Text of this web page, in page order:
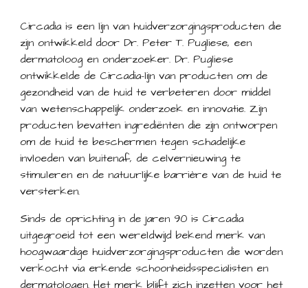
Circadia is een lijn van huidverzorgingsproducten die
zijn ontwikkeld door Dr. Peter T. Pugliese, een
dermatoloog en onderzoeker. Dr. Pugliese
ontwikkelde de Circadia-lijn van producten om de
gezondheid van de huid te verbeteren door middel
van wetenschappelijk onderzoek en innovatie. Zijn
producten bevatten ingrediënten die zijn ontworpen
om de huid te beschermen tegen schadelijke
invloeden van buitenaf, de celvernieuwing te
stimuleren en de natuurlijke barrière van de huid te
versterken.
Sinds de oprichting in de jaren 90 is Circadia
uitgegroeid tot een wereldwijd bekend merk van
hoogwaardige huidverzorgingsproducten die worden
verkocht via erkende schoonheidsspecialisten en
dermatologen. Het merk blijft zich inzetten voor het